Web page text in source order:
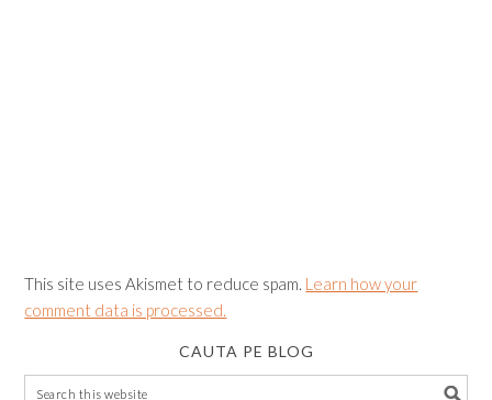
This site uses Akismet to reduce spam. Learn how your
comment data is processed.
CAUTA PE BLOG